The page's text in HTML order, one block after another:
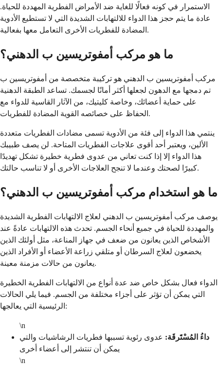
الاستمرار في كونه فعالًا للغاية ضد الأمراض الفطرية المهددة للحياة.
عادة ما يتم حجز هذا الدواء للالتهابات الشديدة التي لا تستطيع الأدوية
المضادة للفطريات الأخرى التعامل معها بفعالية.
ما هو مركب أمفوتريسين ب الدهني؟
مركب أمفوتريسين ب الدهني هو تركيبة متخصصة من أمفوتريسين ب
تم دمجها مع الدهون لجعلها أكثر أمانًا لجسمك. تساعد الطبقة الدهنية
على حماية أعضائك، وخاصة كليتيك، من الآثار القاسية للدواء مع
الحفاظ على خصائصه القوية المضادة للفطريات.
ينتمي هذا الدواء إلى فئة من الأدوية تسمى مضادات الفطريات متعددة
الألين، ويعتبر أحد أقوى علاجات الفطريات المتاحة. لن يصف طبيبك
هذا الدواء إلا إذا كنت تعاني من عدوى فطرية خطيرة تشكل تهديدًا
كبيرًا لصحتك وعندما لا تنجح العلاجات الأخرى أو لا تناسب حالتك.
ما هو استخدام مركب أمفوتريسين ب الدهني؟
يوصف مركب أمفوتريسين ب الدهني لعلاج الالتهابات الفطرية الشديدة
والمهددة للحياة في جميع أنحاء الجسم. تحدث هذه الالتهابات عادةً عند
الأشخاص الذين يعانون من ضعف في جهاز المناعة، مثل أولئك الذين
يخضعون لعلاج السرطان أو متلقي زراعة الأعضاء أو الأفراد الذين
يعانون من حالات مزمنة معينة.
الدواء فعال بشكل خاص ضد عدة أنواع من الالتهابات الفطرية الخطيرة
التي يمكن أن تؤثر على أجزاء مختلفة من الجسم. فيما يلي الحالات
الرئيسية التي يعالجها:
\n
داءُ المُسْتََرقَة: عدوى رئوية تسببها فطريات الرشاشيات والتي
يمكن أن تنتشر إلى أعضاء أخرى
\n